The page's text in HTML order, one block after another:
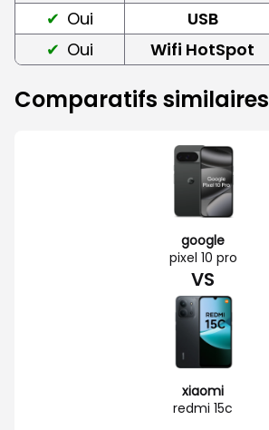
Oui
USB
Oui
Wifi HotSpot
Comparatifs similaires
google
pixel 10 pro
VS
xiaomi
redmi 15c